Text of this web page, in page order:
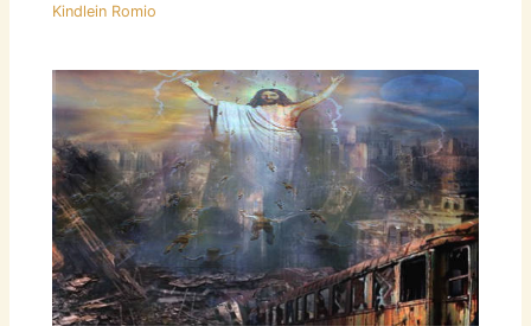
Kindlein Romio